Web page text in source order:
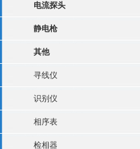
电流探头
静电枪
其他
寻线仪
识别仪
相序表
检相器